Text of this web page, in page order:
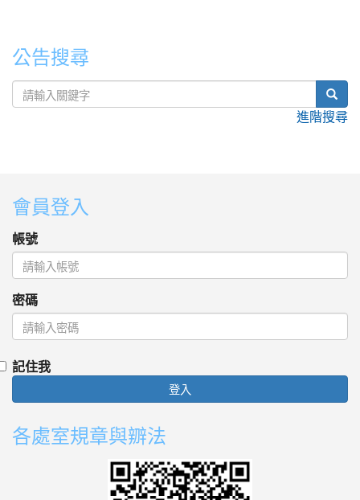
公告搜尋
進階搜尋
會員登入
帳號
密碼
記住我
登入
各處室規章與辧法